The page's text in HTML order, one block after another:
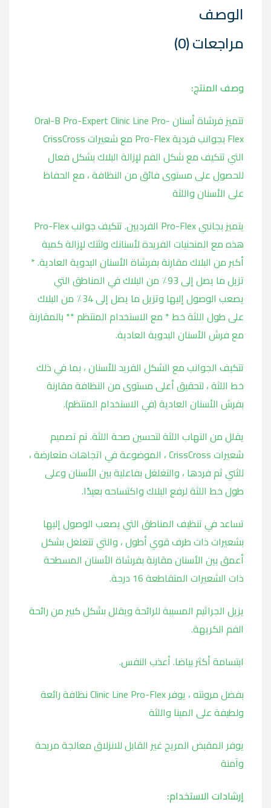
الوصف
مراجعات (0)
وصف المنتج:
تتميز فرشاة أسنان Oral-B Pro-Expert Clinic Line Pro-
Flex بجوانب فردية Pro-Flex مع شعيرات CrissCross
التي تتكيف مع شكل الفم لإزالة البلاك بشكل فعال
للحصول على مستوى فائق من النظافة ، مع الحفاظ
على الأسنان واللثة
يتميز بجانبي Pro-Flex الفرديين. تتكيف جوانب Pro-Flex
هذه مع المنحنيات الفريدة لأسنانك ولثتك لإزالة كمية
أكبر من البلاك مقارنة بفرشاة الأسنان اليدوية العادية. *
تزيل ما يصل إلى 93٪ من البلاك في المناطق التي
يصعب الوصول إليها وتزيل ما يصل إلى 34٪ من البلاك
على طول اللثة خط * مع الاستخدام المنتظم ** بالمقارنة
مع فرش الأسنان اليدوية العادية.
تتكيف الجوانب مع الشكل الفريد للأسنان ، بما في ذلك
خط اللثة ، لتحقيق أعلى مستوى من النظافة مقارنة
بفرش الأسنان العادية (في الاستخدام المنتظم).
يقلل من التهاب اللثة لتحسين صحة اللثة. تم تصميم
شعيرات CrissCross ، الموضوعة في اتجاهات متعارضة ،
للثني ثم فردها ، والتغلغل بفاعلية بين الأسنان وعلى
طول خط اللثة لرفع البلاك واكتساحه بعيدًا.
تساعد في تنظيف المناطق التي يصعب الوصول إليها
بشعيرات ذات طرف قوي أطول ، والتي تتغلغل بشكل
أعمق بين الأسنان مقارنة بفرشاة الأسنان المسطحة
ذات الشعيرات المتقاطعة 16 درجة.
يزيل الجراثيم المسببة للرائحة ويقلل بشكل كبير من رائحة
الفم الكريهة.
ابتسامة أكثر بياضا. أعذب النفس.
بفضل مرونته ، يوفر Clinic Line Pro-Flex نظافة رائعة
ولطيفة على المينا واللثة
يوفر المقبض المريح غير القابل للانزلاق معالجة مريحة
وآمنة
إرشادات الاستخدام: